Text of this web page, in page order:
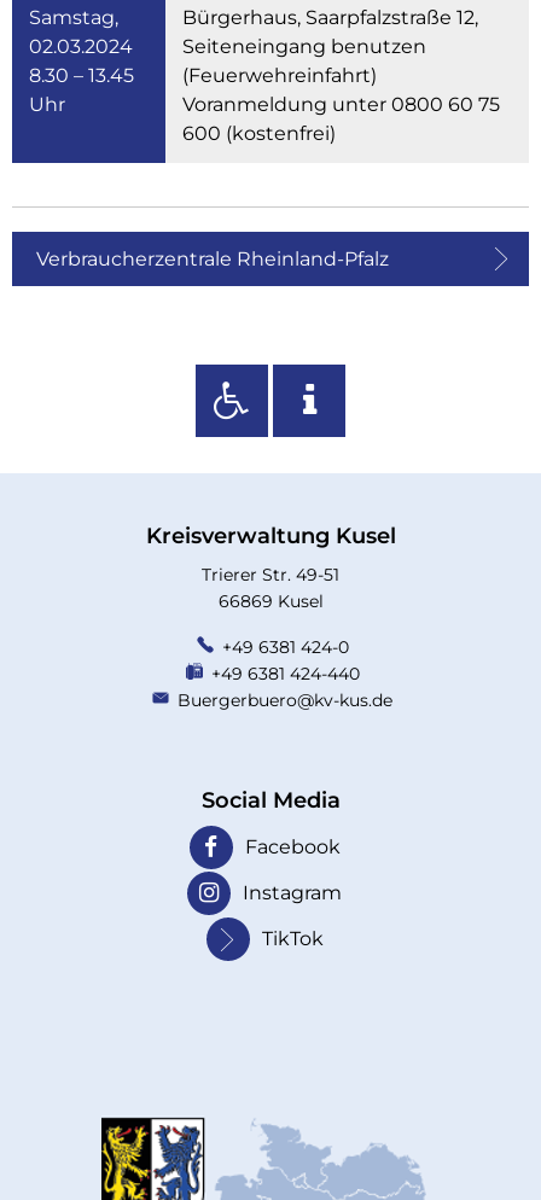
Samstag,
02.03.2024
8.30 – 13.45
Uhr
Bürgerhaus, Saarpfalzstraße 12,
Seiteneingang benutzen
(Feuerwehreinfahrt)
Voranmeldung unter 0800 60 75
600 (kostenfrei)
Verbraucherzentrale Rheinland-Pfalz
Kreisverwaltung Kusel
Trierer Str. 49-51
66869 Kusel
+49 6381 424-0
+49 6381 424-440
Buergerbuero@kv-kus.de
Social Media
Facebook
Instagram
TikTok